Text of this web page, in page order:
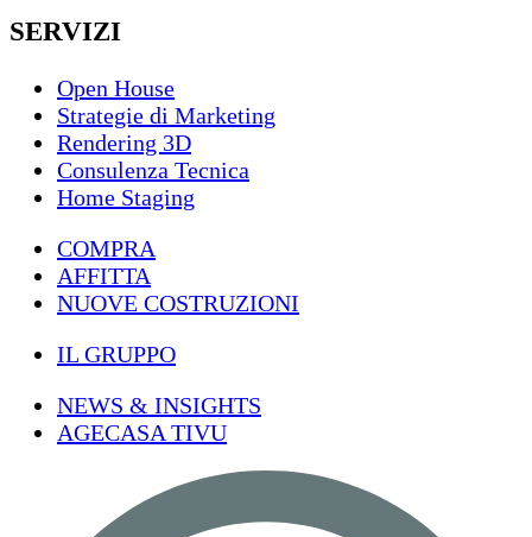
SERVIZI
Open House
Strategie di Marketing
Rendering 3D
Consulenza Tecnica
Home Staging
COMPRA
AFFITTA
NUOVE COSTRUZIONI
IL GRUPPO
NEWS & INSIGHTS
AGECASA TIVU